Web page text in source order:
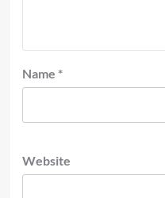
Name *
Website